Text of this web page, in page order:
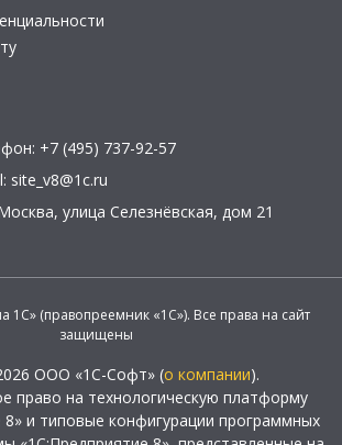
+7 (495) 737-92-57
site_v8@1c.ru
, улица Селезнёвская, дом 21
1С» (правопреемник «1С»). Все права на сайт
защищены
ООО «1С-Софт» (о компании).
право на технологическую платформу
8» и типовые конфигурации программных